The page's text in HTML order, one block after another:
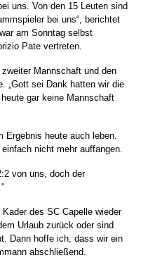
uns. Von den 15 Leuten sind
bei uns“, berichtet
am Sonntag selbst
Pate vertreten.
Mannschaft und den
„Gott sei Dank hatten wir die
gar keine Mannschaft
Ergebnis heute auch leben.
nicht mehr auffangen.
von uns, doch der
des SC Capelle wieder
Urlaub zurück oder sind
Dann hoffe ich, dass wir ein
abschließend.